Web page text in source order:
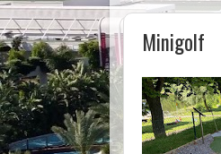
Minigolf